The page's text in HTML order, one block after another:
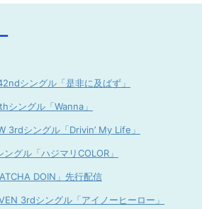
シングル「是非に及ばず」
シングル「Wanna」
3rdシングル「Drivin’ My Life」
グル「ハジマリCOLOR」
DOIN」先行配信
3rdシングル「アイノーヒーロー」